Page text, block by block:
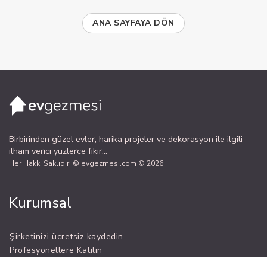
ANA SAYFAYA DÖN
Birbirinden güzel evler, harika projeler ve dekorasyon ile ilgili
ilham verici yüzlerce fikir...
Her Hakkı Saklıdır. © evgezmesi.com © 2026
Kurumsal
Şirketinizi ücretsiz kaydedin
Profesyonellere Katılın